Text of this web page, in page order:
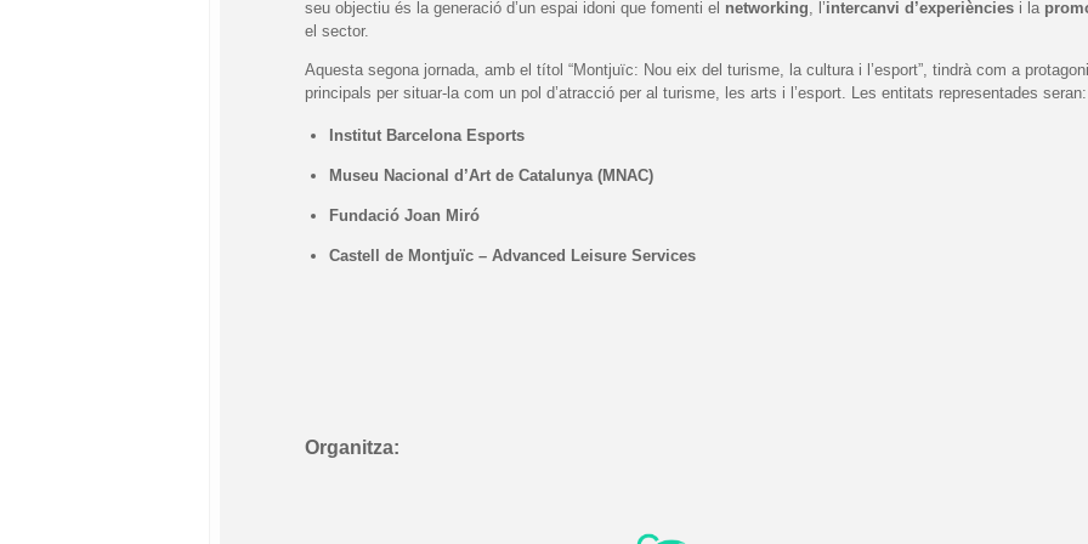
seu objectiu és la generació d’un espai idoni que fomenti el networking , l’intercanvi d’experiències i la
el sector.
Aquesta segona jornada, amb el títol “Montjuïc: Nou eix del turisme, la cultura i l’esport”, tindrà com a
principals per situar-la com un pol d’atracció per al turisme, les arts i l’esport. Les entitats representades seran:
Institut Barcelona Esports
Museu Nacional d’Art de Catalunya (MNAC)
Fundació Joan Miró
Castell de Montjuïc – Advanced Leisure Services
Organitza: